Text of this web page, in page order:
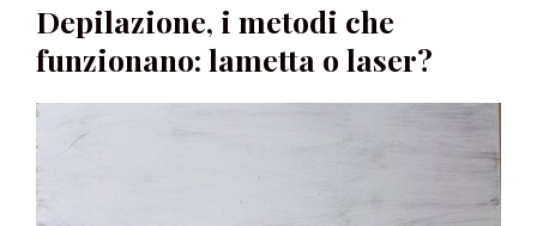
Depilazione, i metodi che
funzionano: lametta o laser?